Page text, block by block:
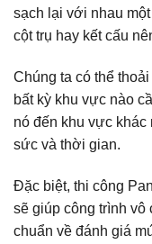
sạch lại với nhau
cột trụ hay kết cấu
Chúng ta có thể
bất kỳ khu vực nào
nó đến khu vực khác
sức và thời gian.
Đặc biệt, thi công
sẽ giúp công trình vô
chuẩn về đánh giá